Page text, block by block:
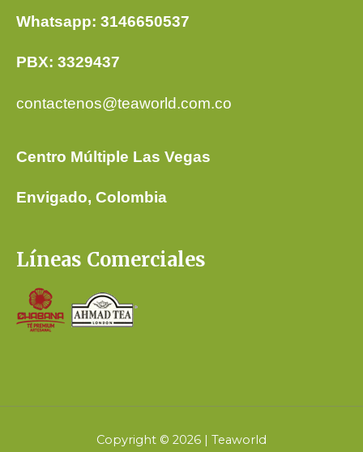
Whatsapp: 3146650537
PBX: 3329437
contactenos@teaworld.com.co
Centro Múltiple Las Vegas
Envigado, Colombia
Líneas Comerciales
Copyright © 2026 | Teaworld